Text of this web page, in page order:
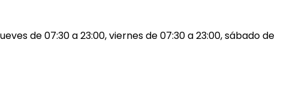
de 07:30 a 23:00, viernes de 07:30 a 23:00, sábado de